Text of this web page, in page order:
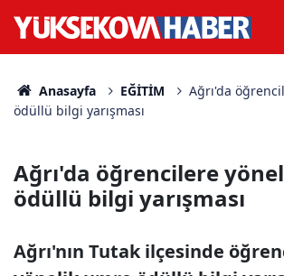
Anasayfa EĞİTİM
Ağrı'da
ödüllü bilgi yarışması
Ağrı'da öğrencilere
ödüllü bilgi yarışması
Ağrı'nın Tutak ilçesinde